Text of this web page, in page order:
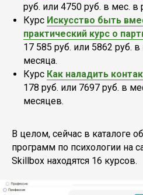
руб. или 4750 руб. в мес. в
Курс Искусство быть
практический курс о
17 585 руб. или 5862 руб.
месяца.
Курс Как наладить
178 руб. или 7697 руб. в
месяцев.
В целом, сейчас в каталоге
программ по психологии на
Skillbox находятся 16 курсов.